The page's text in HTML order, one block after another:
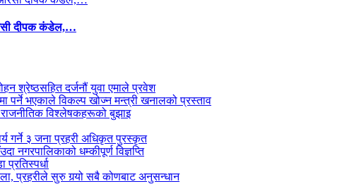
दीपक कंडेल,…
श्रेष्ठसहित दर्जनौं युवा एमाले प्रवेश
पर्ने भएकाले विकल्प खोज्न मन्त्री खनालको प्रस्ताव
विश्लेषकहरूको बुझाइ
गर्ने ३ जना प्रहरी अधिकृत पुरस्कृत
नगरपालिकाको धम्कीपूर्ण विज्ञप्ति
प्रहरीले सुरु गर्‍यो सबै कोणबाट अनुसन्धान